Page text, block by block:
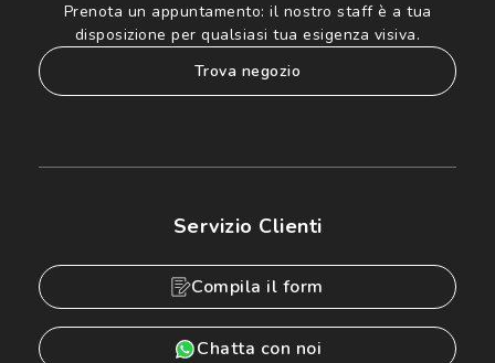
Prenota un appuntamento: il nostro staff è a tua
disposizione per qualsiasi tua esigenza visiva.
trova negozio
Servizio Clienti
Compila il form
Chatta con noi